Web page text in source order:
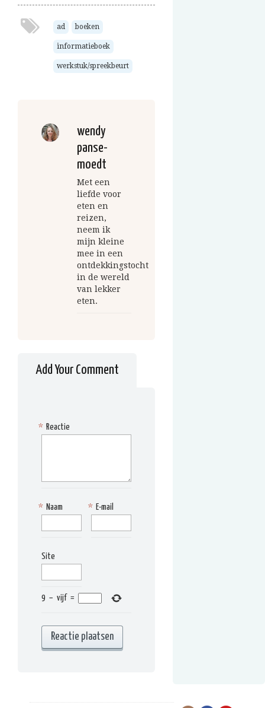
ad boeken
informatieboek
werkstuk/spreekbeurt
wendy
panse-
moedt
Met een
liefde voor
eten en
reizen,
neem ik
mijn kleine
mee in een
ontdekkingstocht
in de wereld
van lekker
eten.
Add Your Comment
Reactie
*
Naam
* E-mail
*
Site
9 − vijf =